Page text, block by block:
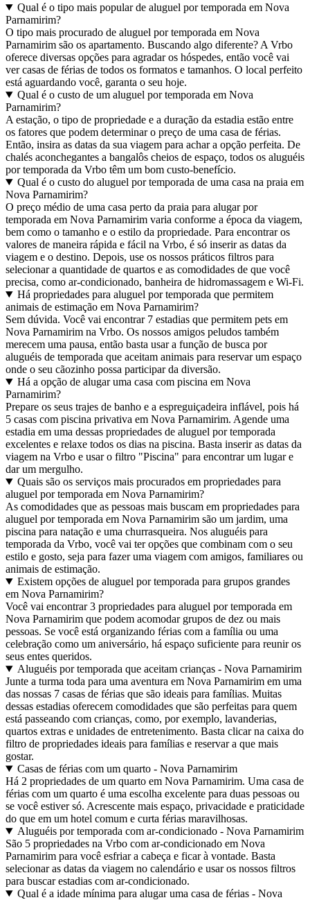
Qual é o tipo mais popular de aluguel por temporada em Nova
Parnamirim?
O tipo mais procurado de aluguel por temporada em Nova
Parnamirim são os apartamento. Buscando algo diferente? A Vrbo
oferece diversas opções para agradar os hóspedes, então você vai
ver casas de férias de todos os formatos e tamanhos. O local perfeito
está aguardando você, garanta o seu hoje.
Qual é o custo de um aluguel por temporada em Nova
Parnamirim?
A estação, o tipo de propriedade e a duração da estadia estão entre
os fatores que podem determinar o preço de uma casa de férias.
Então, insira as datas da sua viagem para achar a opção perfeita. De
chalés aconchegantes a bangalôs cheios de espaço, todos os aluguéis
por temporada da Vrbo têm um bom custo-benefício.
Qual é o custo do aluguel por temporada de uma casa na praia em
Nova Parnamirim?
O preço médio de uma casa perto da praia para alugar por
temporada em Nova Parnamirim varia conforme a época da viagem,
bem como o tamanho e o estilo da propriedade. Para encontrar os
valores de maneira rápida e fácil na Vrbo, é só inserir as datas da
viagem e o destino. Depois, use os nossos práticos filtros para
selecionar a quantidade de quartos e as comodidades de que você
precisa, como ar-condicionado, banheira de hidromassagem e Wi-Fi.
Há propriedades para aluguel por temporada que permitem
animais de estimação em Nova Parnamirim?
Sem dúvida. Você vai encontrar 7 estadias que permitem pets em
Nova Parnamirim na Vrbo. Os nossos amigos peludos também
merecem uma pausa, então basta usar a função de busca por
aluguéis de temporada que aceitam animais para reservar um espaço
onde o seu cãozinho possa participar da diversão.
Há a opção de alugar uma casa com piscina em Nova
Parnamirim?
Prepare os seus trajes de banho e a espreguiçadeira inflável, pois há
5 casas com piscina privativa em Nova Parnamirim. Agende uma
estadia em uma dessas propriedades de aluguel por temporada
excelentes e relaxe todos os dias na piscina. Basta inserir as datas da
viagem na Vrbo e usar o filtro "Piscina" para encontrar um lugar e
dar um mergulho.
Quais são os serviços mais procurados em propriedades para
aluguel por temporada em Nova Parnamirim?
As comodidades que as pessoas mais buscam em propriedades para
aluguel por temporada em Nova Parnamirim são um jardim, uma
piscina para natação e uma churrasqueira. Nos aluguéis para
temporada da Vrbo, você vai ter opções que combinam com o seu
estilo e gosto, seja para fazer uma viagem com amigos, familiares ou
animais de estimação.
Existem opções de aluguel por temporada para grupos grandes
em Nova Parnamirim?
Você vai encontrar 3 propriedades para aluguel por temporada em
Nova Parnamirim que podem acomodar grupos de dez ou mais
pessoas. Se você está organizando férias com a família ou uma
celebração como um aniversário, há espaço suficiente para reunir os
seus entes queridos.
Aluguéis por temporada que aceitam crianças - Nova Parnamirim
Junte a turma toda para uma aventura em Nova Parnamirim em uma
das nossas 7 casas de férias que são ideais para famílias. Muitas
dessas estadias oferecem comodidades que são perfeitas para quem
está passeando com crianças, como, por exemplo, lavanderias,
quartos extras e unidades de entretenimento. Basta clicar na caixa do
filtro de propriedades ideais para famílias e reservar a que mais
gostar.
Casas de férias com um quarto - Nova Parnamirim
Há 2 propriedades de um quarto em Nova Parnamirim. Uma casa de
férias com um quarto é uma escolha excelente para duas pessoas ou
se você estiver só. Acrescente mais espaço, privacidade e praticidade
do que em um hotel comum e curta férias maravilhosas.
Aluguéis por temporada com ar-condicionado - Nova Parnamirim
São 5 propriedades na Vrbo com ar-condicionado em Nova
Parnamirim para você esfriar a cabeça e ficar à vontade. Basta
selecionar as datas da viagem no calendário e usar os nossos filtros
para buscar estadias com ar-condicionado.
Qual é a idade mínima para alugar uma casa de férias - Nova